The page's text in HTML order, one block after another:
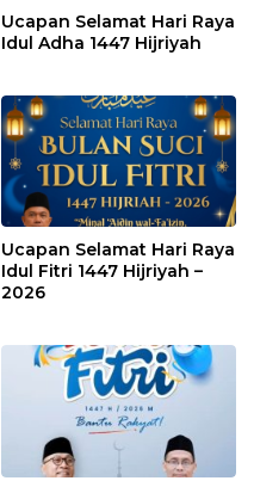
Ucapan Selamat Hari Raya
Idul Adha 1447 Hijriyah
Ucapan Selamat Hari Raya
Idul Fitri 1447 Hijriyah –
2026